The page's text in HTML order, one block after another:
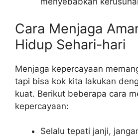
Cara Menjaga
Hidup Sehari-hari
Menjaga kepercayaan
tapi bisa kok kita lakukan
kuat. Berikut beberapa cara
kepercayaan:
Selalu tepati janji,